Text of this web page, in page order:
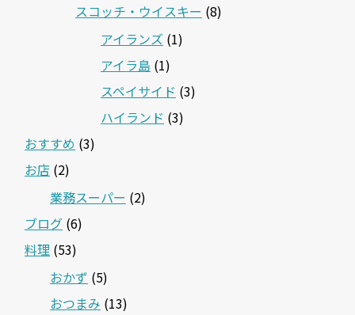
スコッチ・ウイスキー (8)
アイランズ (1)
アイラ島 (1)
スペイサイド (3)
ハイランド (3)
おすすめ (3)
お店 (2)
業務スーパー (2)
ブログ (6)
料理 (53)
おかず (5)
おつまみ (13)